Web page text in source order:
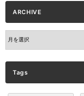
ARCHIVE
ARCHIVE
Tags